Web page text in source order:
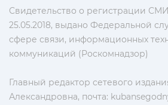
Свидетельство о регистрации
25.05.2018, выдано Федеральной
сфере связи, информационных
коммуникаций (Роскомнадзор)
Главный редактор сетевого
Александровна, почта: